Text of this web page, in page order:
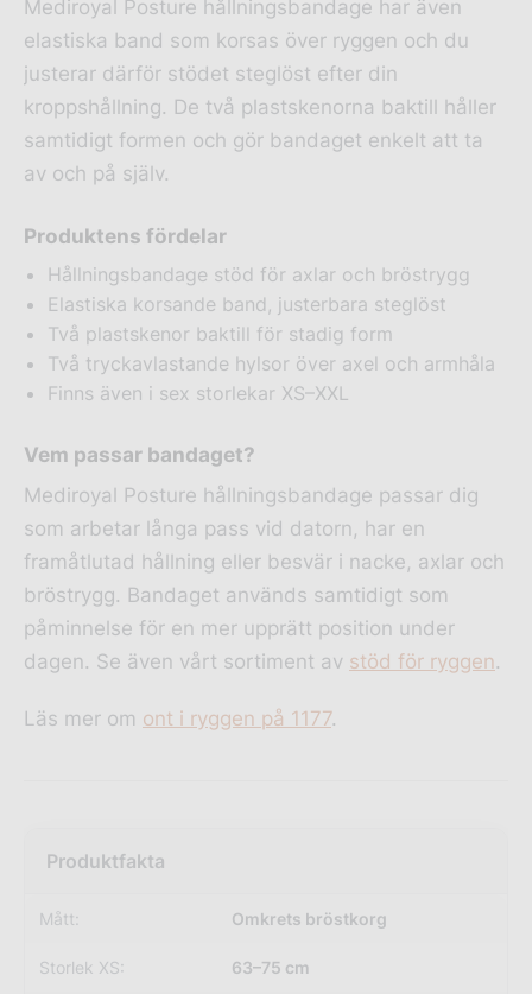
Mediroyal Posture hållningsbandage har även
elastiska band som korsas över ryggen och du
justerar därför stödet steglöst efter din
kroppshållning. De två plastskenorna baktill håller
samtidigt formen och gör bandaget enkelt att ta
av och på själv.
Produktens fördelar
Hållningsbandage stöd för axlar och bröstrygg
Elastiska korsande band, justerbara steglöst
Två plastskenor baktill för stadig form
Två tryckavlastande hylsor över axel och armhåla
Finns även i sex storlekar XS–XXL
Vem passar bandaget?
Mediroyal Posture hållningsbandage passar dig
som arbetar långa pass vid datorn, har en
framåtlutad hållning eller besvär i nacke, axlar och
bröstrygg. Bandaget används samtidigt som
påminnelse för en mer upprätt position under
dagen. Se även vårt sortiment av stöd för ryggen.
Läs mer om ont i ryggen på 1177.
Mått: Omkrets bröstkorg
Storlek XS: 63–75 cm